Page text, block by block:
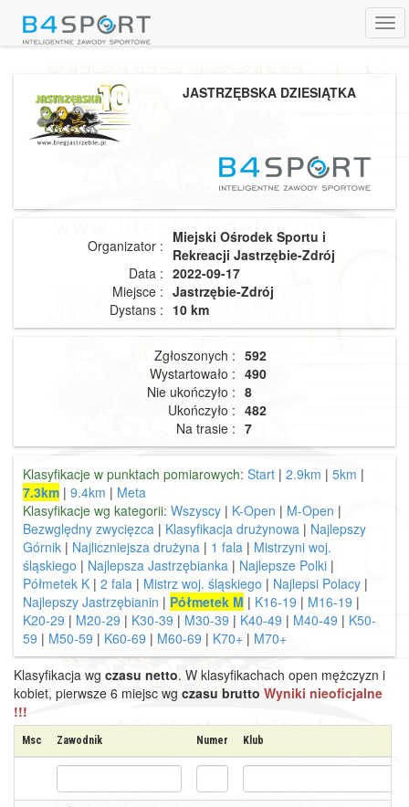
JASTRZĘBSKA DZIESIĄTKA
Organizator : Miejski Ośrodek Sportu i
Rekreacji Jastrzębie-Zdrój
Data : 2022-09-17
Miejsce : Jastrzębie-Zdrój
Dystans : 10 km
Zgłoszonych : 592
Wystartowało : 490
Nie ukończyło : 8
Ukończyło : 482
Na trasie : 7
Klasyfikacje w punktach pomiarowych: Start | 2.9km | 5km |
7.3km | 9.4km | Meta
Klasyfikacje wg kategorii: Wszyscy | K-Open | M-Open |
Bezwględny zwycięzca | Klasyfikacja drużynowa | Najlepszy
Górnik | Najliczniejsza drużyna | 1 fala | Mistrzyni woj.
śląskiego | Najlepsza Jastrzębianka | Najlepsze Polki |
Półmetek K | 2 fala | Mistrz woj. śląskiego | Najlepsi Polacy |
Najlepszy Jastrzębianin | Półmetek M | K16-19 | M16-19 |
K20-29 | M20-29 | K30-39 | M30-39 | K40-49 | M40-49 | K50-
59 | M50-59 | K60-69 | M60-69 | K70+ | M70+
Klasyfikacja wg czasu netto. W klasyfikachach open mężczyzn i
kobiet, pierwsze 6 miejsc wg czasu brutto Wyniki nieoficjalne
!!!
Msc Zawodnik Numer Klub